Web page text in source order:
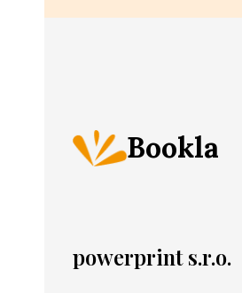
Bookla
powerprint s.r.o.